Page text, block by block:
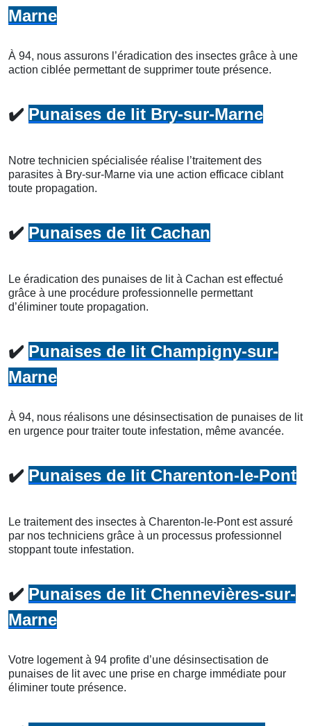
Marne
À 94, nous assurons l’éradication des insectes grâce à une
action ciblée permettant de supprimer toute présence.
✔️ Punaises de lit Bry-sur-Marne
Notre technicien spécialisée réalise l’traitement des
parasites à Bry-sur-Marne via une action efficace ciblant
toute propagation.
✔️ Punaises de lit Cachan
Le éradication des punaises de lit à Cachan est effectué
grâce à une procédure professionnelle permettant
d’éliminer toute propagation.
✔️ Punaises de lit Champigny-sur-
Marne
À 94, nous réalisons une désinsectisation de punaises de lit
en urgence pour traiter toute infestation, même avancée.
✔️ Punaises de lit Charenton-le-Pont
Le traitement des insectes à Charenton-le-Pont est assuré
par nos techniciens grâce à un processus professionnel
stoppant toute infestation.
✔️ Punaises de lit Chennevières-sur-
Marne
Votre logement à 94 profite d’une désinsectisation de
punaises de lit avec une prise en charge immédiate pour
éliminer toute présence.